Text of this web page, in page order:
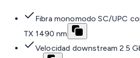
Fibra monomodo SC/UPC
TX 1490 nm
Velocidad downstream 2.5